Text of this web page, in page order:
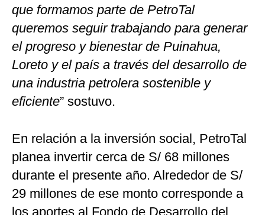
que formamos parte de PetroTal
queremos seguir trabajando para generar
el progreso y bienestar de Puinahua,
Loreto y el país a través del desarrollo de
una industria petrolera sostenible y
eficiente” sostuvo.
En relación a la inversión social, PetroTal
planea invertir cerca de S/ 68 millones
durante el presente año. Alrededor de S/
29 millones de ese monto corresponde a
los aportes al Fondo de Desarrollo del